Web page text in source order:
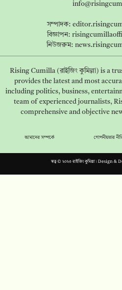
সম্পাদক:
বিজ্ঞাপন:
নিউজরুম:
Rising Cumilla (রাইজিং কুমিল্লা) is a
provides the latest and most
including politics, business,
team of experienced journalists,
comprehensive and objective
আমাদের সম্পর্কে গোপনীয়তার
স্বত্ব © ২০২৩ রাইজিং কুমিল্লা। Design